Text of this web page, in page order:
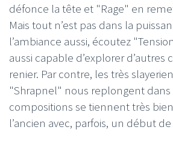
défonce la tête et "Rage" en
Mais tout n’est pas dans la
l’ambiance aussi, écoutez
aussi capable d’explorer d’autres
renier. Par contre, les très
"Shrapnel" nous replongent dans
compositions se tiennent très
l’ancien avec, parfois, un début